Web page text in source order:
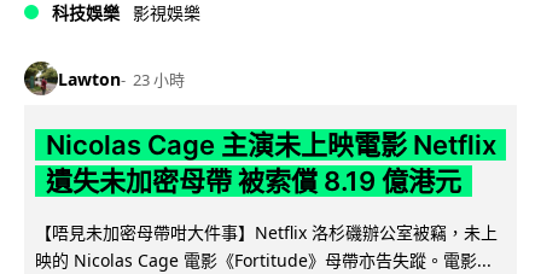
科技娛樂 影視娛樂
Lawton 23 小時
Nicolas Cage 主演未上映電影 Netflix
遺失未加密母帶 被索償 8.19 億港元
【唔見未加密母帶咁大件事】Netflix 洛杉磯辦公室被竊，未上
映的 Nicolas Cage 電影《Fortitude》母帶亦告失蹤。電影...